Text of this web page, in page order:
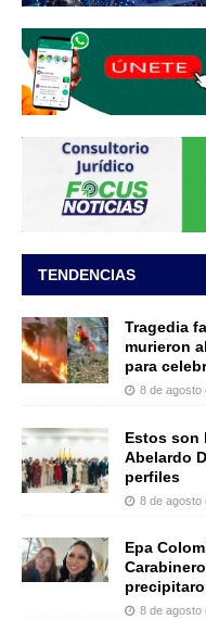
TENDENCIAS
Tragedia
murieron
para
8 de agosto
Estos son
Abelardo
perfiles
8 de agosto
Epa
8 de agosto